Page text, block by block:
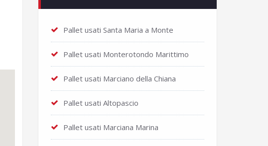
Pallet usati Santa Maria a Monte
Pallet usati Monterotondo Marittimo
Pallet usati Marciano della Chiana
Pallet usati Altopascio
Pallet usati Marciana Marina